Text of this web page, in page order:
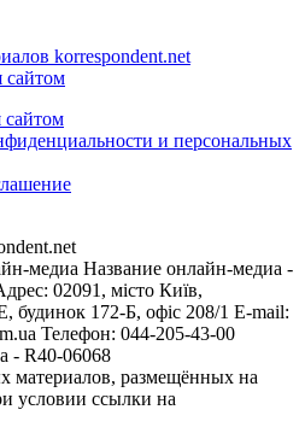
korrespondent.net
сайтом
сайтом
и персональных
медиа Название онлайн-медиа -
02091, місто Київ,
172-Б, офіс 208/1 E-mail:
Телефон: 044-205-43-00
- R40-06068
материалов, размещённых на
условии ссылки на